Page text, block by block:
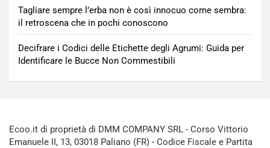
Tagliare sempre l’erba non è così innocuo come sembra:
il retroscena che in pochi conoscono
Decifrare i Codici delle Etichette degli Agrumi: Guida per
Identificare le Bucce Non Commestibili
Ecoo.it di proprietà di DMM COMPANY SRL - Corso Vittorio
Emanuele II, 13, 03018 Paliano (FR) - Codice Fiscale e Partita